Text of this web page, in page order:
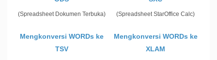
(Spreadsheet Dokumen Terbuka) (Spreadsheet StarOffice Calc)
Mengkonversi WORDs ke
TSV
Mengkonversi WORDs ke
XLAM